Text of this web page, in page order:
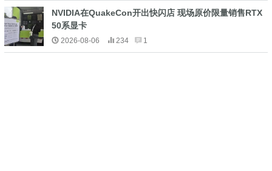
NVIDIA在QuakeCon开出快闪店 现场原价限量销售RTX
50系显卡
2026-08-06 234 1